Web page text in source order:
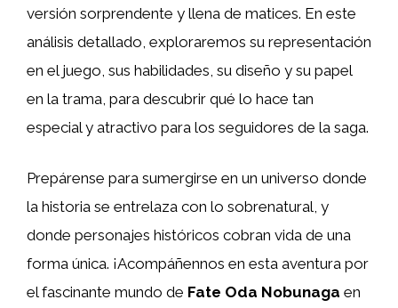
versión sorprendente y llena de matices. En este
análisis detallado, exploraremos su representación
en el juego, sus habilidades, su diseño y su papel
en la trama, para descubrir qué lo hace tan
especial y atractivo para los seguidores de la saga.
Prepárense para sumergirse en un universo donde
la historia se entrelaza con lo sobrenatural, y
donde personajes históricos cobran vida de una
forma única. ¡Acompáñennos en esta aventura por
el fascinante mundo de Fate Oda Nobunaga en